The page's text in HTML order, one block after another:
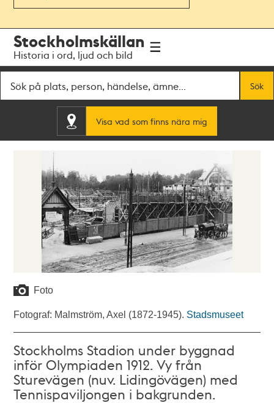
navigationen
huvudinnehållet
Stockholmskällan
Historia i ord, ljud och bild
Sök
Visa vad som finns nära mig
Foto
Fotograf: Malmström, Axel (1872-1945). Stadsmuseet
Stockholms Stadion under byggnad
inför Olympiaden 1912. Vy från
Sturevägen (nuv. Lidingövägen) med
Tennispaviljongen i bakgrunden.